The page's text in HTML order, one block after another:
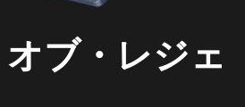
オブ・レジェ